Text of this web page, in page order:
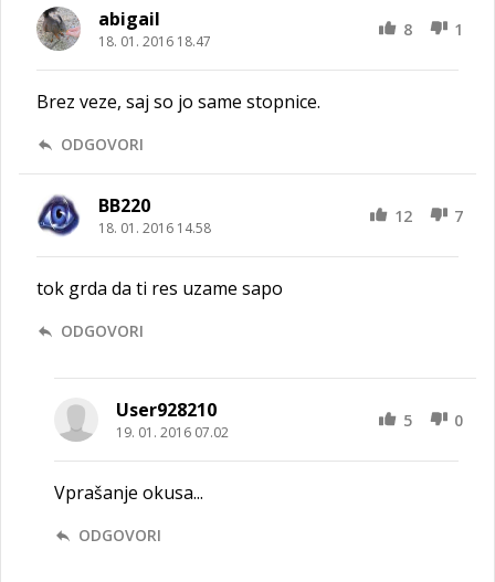
abigail
18. 01. 2016 18.47
8 1
Brez veze, saj so jo same stopnice.
ODGOVORI
BB220
18. 01. 2016 14.58
12 7
tok grda da ti res uzame sapo
ODGOVORI
User928210
19. 01. 2016 07.02
5 0
Vprašanje okusa...
ODGOVORI